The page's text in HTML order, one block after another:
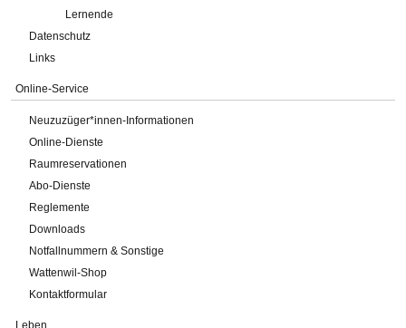
Lernende
Datenschutz
Links
Online-Service
Neuzuzüger*innen-Informationen
Online-Dienste
Raumreservationen
Abo-Dienste
Reglemente
Downloads
Notfallnummern & Sonstige
Wattenwil-Shop
Kontaktformular
Leben